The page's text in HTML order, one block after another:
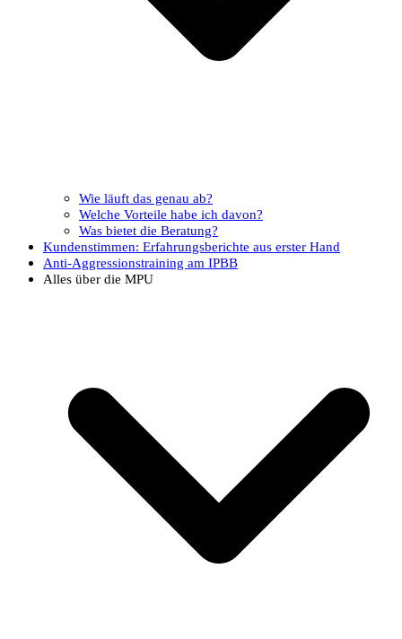
Wie läuft das genau ab?
Welche Vorteile habe ich davon?
Was bietet die Beratung?
Kundenstimmen: Erfahrungsberichte aus erster Hand
Anti-Aggressionstraining am IPBB
Alles über die MPU